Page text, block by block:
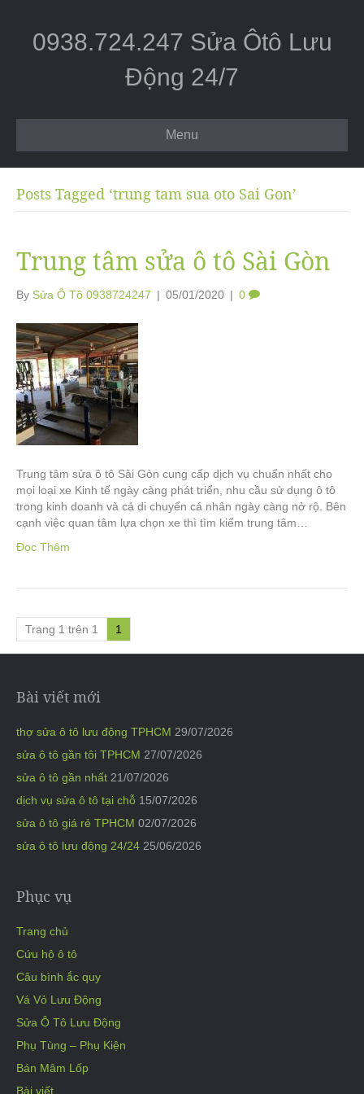
0938.724.247 Sửa Ôtô Lưu
Động 24/7
Menu
Posts Tagged ‘trung tam sua oto Sai Gon’
Trung tâm sửa ô tô Sài Gòn
By Sửa Ô Tô 0938724247 | 05/01/2020 | 0
Trung tâm sửa ô tô Sài Gòn cung cấp dịch vụ chuẩn nhất cho
mọi loại xe Kinh tế ngày càng phát triển, nhu cầu sử dụng ô tô
trong kinh doanh và cả di chuyển cá nhân ngày càng nở rộ. Bên
cạnh việc quan tâm lựa chọn xe thì tìm kiếm trung tâm…
Đọc Thêm
Trang 1 trên 1 1
Bài viết mới
thợ sửa ô tô lưu động TPHCM 29/07/2026
sửa ô tô gần tôi TPHCM 27/07/2026
sửa ô tô gần nhất 21/07/2026
dịch vụ sửa ô tô tại chỗ 15/07/2026
sửa ô tô giá rẻ TPHCM 02/07/2026
sửa ô tô lưu động 24/24 25/06/2026
Phục vụ
Trang chủ
Cứu hộ ô tô
Câu bình ắc quy
Vá Vỏ Lưu Động
Sửa Ô Tô Lưu Động
Phụ Tùng – Phụ Kiện
Bán Mâm Lốp
Bài viết